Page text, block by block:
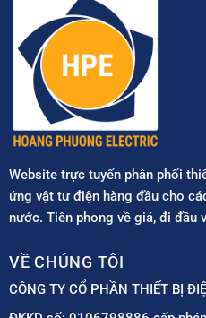
Website trực tuyến phân phối
ứng vật tư điện hàng đầu cho
nước. Tiên phong về giá, đi đầu
VỀ CHÚNG TÔI
CÔNG TY CỔ PHẦN THIẾT BỊ